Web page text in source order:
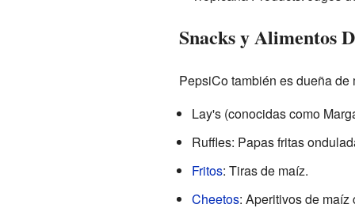
Snacks y Alimentos
PepsiCo también es dueña
Lay's (conocidas como
Ruffles: Papas fritas
Fritos: Tiras de maíz.
Cheetos: Aperitivos de maíz